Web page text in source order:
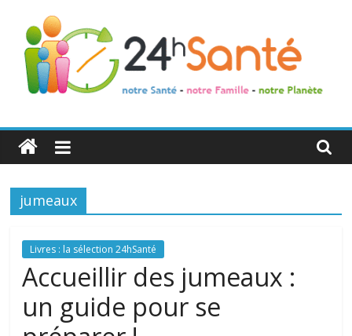
24h
Santé
La
de
toute
famille
jumeaux
Livres : la sélection 24hSanté
Accueillir des jumeaux :
un guide pour se